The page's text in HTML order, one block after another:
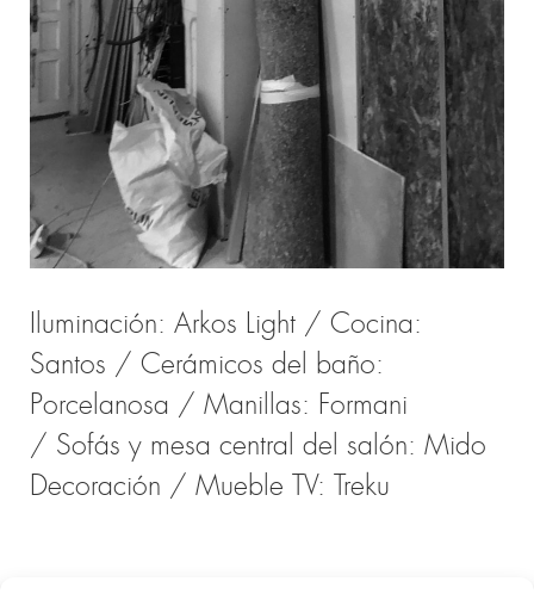
Iluminación: Arkos Light / Cocina:
Santos / Cerámicos del baño:
Porcelanosa / Manillas: Formani
/ Sofás y mesa central del salón: Mido
Decoración / Mueble TV: Treku